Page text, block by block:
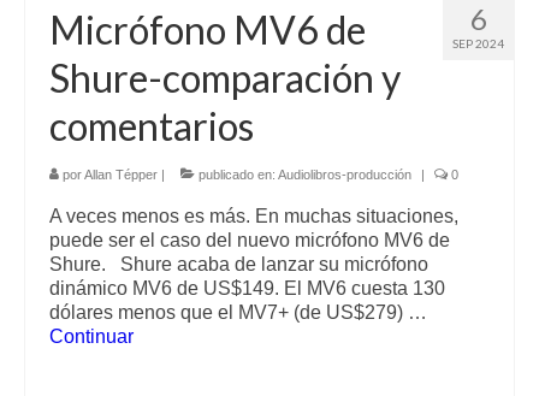
6
SEP 2024
Micrófono MV6 de
Shure-comparación y
comentarios
porAllan Tépper publicado en: Audiolibros-producción 0
A veces menos es más. En muchas situaciones,
puede ser el caso del nuevo micrófono MV6 de
Shure. Shure acaba de lanzar su micrófono
dinámico MV6 de US$149. El MV6 cuesta 130
dólares menos que el MV7+ (de US$279) …
Continuar